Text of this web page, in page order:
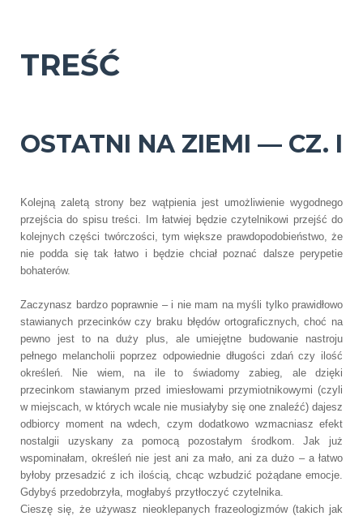
TREŚĆ
OSTATNI NA ZIEMI — CZ. I
Kolejną zaletą strony bez wątpienia jest umożliwienie wygodnego
przejścia do spisu treści. Im łatwiej będzie czytelnikowi przejść do
kolejnych części twórczości, tym większe prawdopodobieństwo, że
nie podda się tak łatwo i będzie chciał poznać dalsze perypetie
bohaterów.
Zaczynasz bardzo poprawnie – i nie mam na myśli tylko prawidłowo
stawianych przecinków czy braku błędów ortograficznych, choć na
pewno jest to na duży plus, ale umiejętne budowanie nastroju
pełnego melancholii poprzez odpowiednie długości zdań czy ilość
określeń. Nie wiem, na ile to świadomy zabieg, ale dzięki
przecinkom stawianym przed imiesłowami przymiotnikowymi (czyli
w miejscach, w których wcale nie musiałyby się one znaleźć) dajesz
odbiorcy moment na wdech, czym dodatkowo wzmacniasz efekt
nostalgii uzyskany za pomocą pozostałym środkom. Jak już
wspominałam, określeń nie jest ani za mało, ani za dużo – a łatwo
byłoby przesadzić z ich ilością, chcąc wzbudzić pożądane emocje.
Gdybyś przedobrzyła, mogłabyś przytłoczyć czytelnika.
Cieszę się, że używasz nieoklepanych frazeologizmów (takich jak